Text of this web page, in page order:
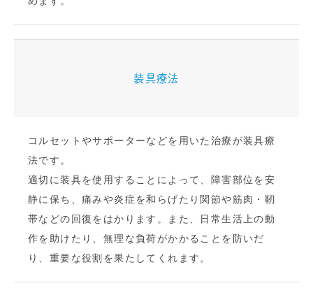
装具療法
コルセットやサポーターなどを用いた治療が装具療
法です。
適切に装具を使用することによって、障害部位を安
静に保ち、痛みや炎症を和らげたり関節や筋肉・靭
帯などの回復をはかります。また、日常生活上の動
作を助けたり、無理な負荷がかかることを防いだ
り、重要な役割を果たしてくれます。